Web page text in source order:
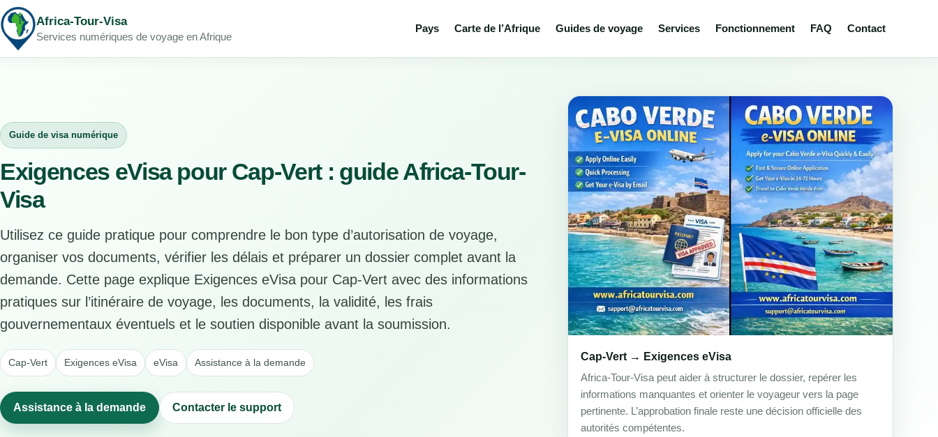
Africa-Tour-Visa
Services numériques de voyage en Afrique
Pays Carte de l’Afrique Guides de voyage Services Fonctionnement FAQ Contact
Guide de visa numérique
Exigences eVisa pour Cap-Vert : guide Africa-Tour-
Visa
Utilisez ce guide pratique pour comprendre le bon type d’autorisation de voyage,
organiser vos documents, vérifier les délais et préparer un dossier complet avant la
demande. Cette page explique Exigences eVisa pour Cap-Vert avec des informations
pratiques sur l’itinéraire de voyage, les documents, la validité, les frais
gouvernementaux éventuels et le soutien disponible avant la soumission.
Cap-Vert Exigences eVisa eVisa Assistance à la demande
Assistance à la demande Contacter le support
Cap-Vert → Exigences eVisa
Africa-Tour-Visa peut aider à structurer le dossier, repérer les
informations manquantes et orienter le voyageur vers la page
pertinente. L’approbation finale reste une décision officielle des
autorités compétentes.